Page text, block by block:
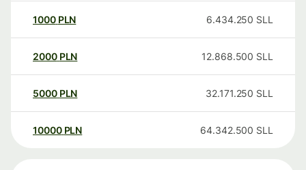
1000 PLN 6.434.250 SLL
2000 PLN 12.868.500 SLL
5000 PLN 32.171.250 SLL
10000 PLN 64.342.500 SLL